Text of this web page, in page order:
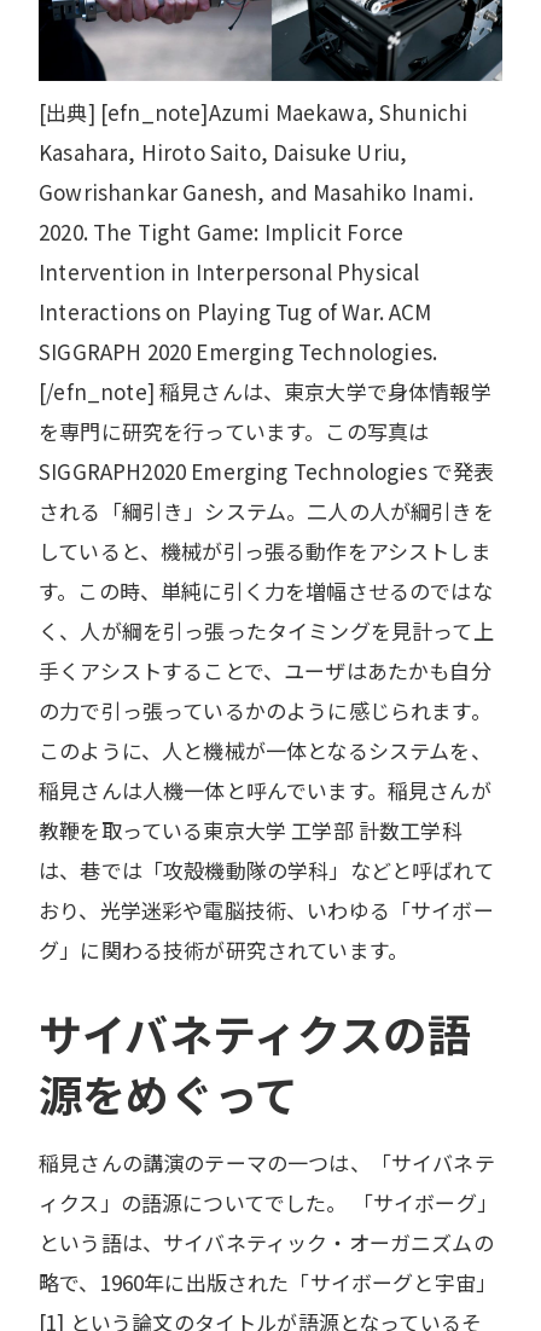
[出典] [efn_note]Azumi Maekawa, Shunichi
Kasahara, Hiroto Saito, Daisuke Uriu,
Gowrishankar Ganesh, and Masahiko Inami.
2020. The Tight Game: Implicit Force
Intervention in Interpersonal Physical
Interactions on Playing Tug of War. ACM
SIGGRAPH 2020 Emerging Technologies.
[/efn_note] 稲見さんは、東京大学で身体情報学
を専門に研究を行っています。この写真は
SIGGRAPH2020 Emerging Technologies で発表
される「綱引き」システム。二人の人が綱引きを
していると、機械が引っ張る動作をアシストしま
す。この時、単純に引く力を増幅させるのではな
く、人が綱を引っ張ったタイミングを見計って上
手くアシストすることで、ユーザはあたかも自分
の力で引っ張っているかのように感じられます。
このように、人と機械が一体となるシステムを、
稲見さんは人機一体と呼んでいます。稲見さんが
教鞭を取っている東京大学 工学部 計数工学科
は、巷では「攻殻機動隊の学科」などと呼ばれて
おり、光学迷彩や電脳技術、いわゆる「サイボー
グ」に関わる技術が研究されています。
サイバネティクスの語
源をめぐって
稲見さんの講演のテーマの一つは、「サイバネテ
ィクス」の語源についてでした。 「サイボーグ」
という語は、サイバネティック・オーガニズムの
略で、1960年に出版された「サイボーグと宇宙」
[1] という論文のタイトルが語源となっているそ